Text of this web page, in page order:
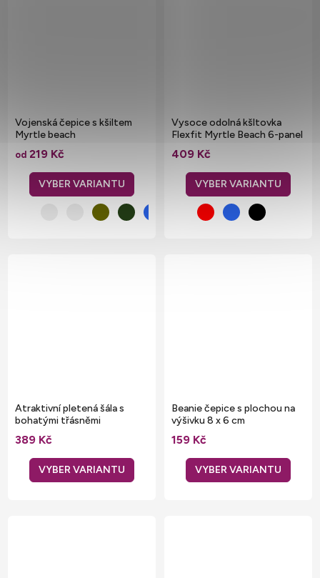
Vojenská čepice s kšiltem
Myrtle beach
od 219 Kč
Vysoce odolná kšltovka
Flexfit Myrtle Beach 6-panel
409 Kč
Atraktivní pletená šála s
bohatými třásněmi
389 Kč
Beanie čepice s plochou na
výšivku 8 x 6 cm
159 Kč